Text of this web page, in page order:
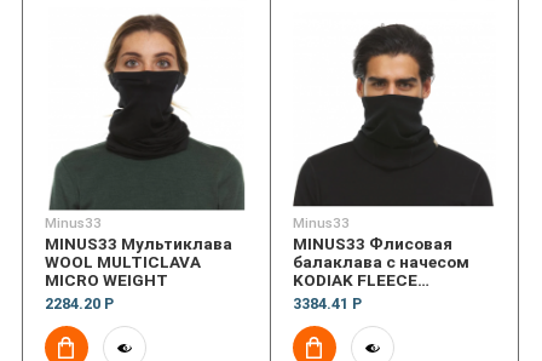
Minus33
MINUS33 Мультиклава
WOOL MULTICLAVA
MICRO WEIGHT
2284.20 Р
Minus33
MINUS33 Флисовая
балаклава с начесом
KODIAK FLEECE
BRUSHED NECK GAITER
3384.41 Р